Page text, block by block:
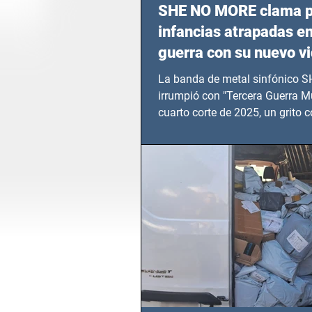
SHE NO MORE clama
infancias atrapadas
guerra con su nuevo
TERCERA GUERRA
La banda de metal sinfónico
irrumpió con "Tercera Guerra
cuarto corte de 2025, un grito
en epicentros bélicos.